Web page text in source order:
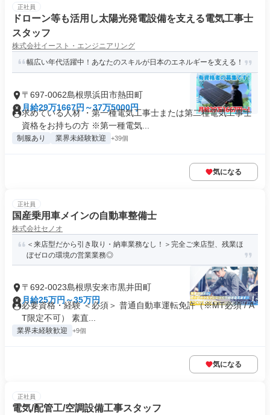
正社員
ドローン等も活用し太陽光発電設備を支える電気工事士
スタッフ
株式会社イースト・エンジニアリング
幅広い年代活躍中！あなたのスキルが日本のエネルギーを支える！
〒697-0062島根県浜田市熱田町
月給29万1667円～37万5000円
求めている人材 ・第一種電気工事士または第二種電気工事士
資格をお持ちの方 ※第一種電気...
制服あり 業界未経験歓迎 +39個
気になる
正社員
国産乗用車メインの自動車整備士
株式会社セノオ
＜来店型だから引き取り・納車業務なし！＞完全ご来店型、残業ほ
ぼゼロの環境の営業業務◎
〒692-0023島根県安来市黒井田町
月給25万円～35万円
必要資格・経験 ＜必須＞ 普通自動車運転免許（※MT必須 / A
T限定不可） 素直...
業界未経験歓迎 +9個
気になる
正社員
電気/配管工/空調設備工事スタッフ